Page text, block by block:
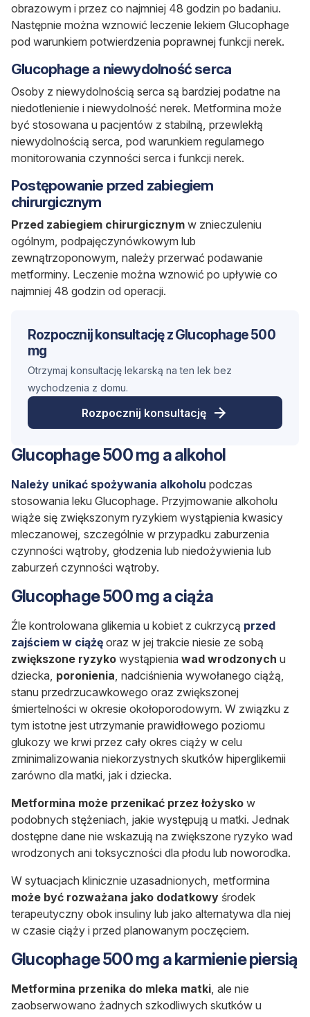
obrazowym i przez co najmniej 48 godzin po badaniu.
Następnie można wznowić leczenie lekiem Glucophage
pod warunkiem potwierdzenia poprawnej funkcji nerek.
Glucophage a niewydolność serca
Osoby z niewydolnością serca są bardziej podatne na
niedotlenienie i niewydolność nerek. Metformina może
być stosowana u pacjentów z stabilną, przewlekłą
niewydolnością serca, pod warunkiem regularnego
monitorowania czynności serca i funkcji nerek.
Postępowanie przed zabiegiem
chirurgicznym
Przed zabiegiem chirurgicznym w znieczuleniu
ogólnym, podpajęczynówkowym lub
zewnątrzoponowym, należy przerwać podawanie
metforminy. Leczenie można wznowić po upływie co
najmniej 48 godzin od operacji.
Rozpocznij konsultację z Glucophage 500
mg
Otrzymaj konsultację lekarską na ten lek bez
wychodzenia z domu.
Rozpocznij konsultację
Glucophage 500 mg a alkohol
Należy unikać spożywania alkoholu podczas
stosowania leku Glucophage. Przyjmowanie alkoholu
wiąże się zwiększonym ryzykiem wystąpienia kwasicy
mleczanowej, szczególnie w przypadku zaburzenia
czynności wątroby, głodzenia lub niedożywienia lub
zaburzeń czynności wątroby.
Glucophage 500 mg a ciąża
Źle kontrolowana glikemia u kobiet z cukrzycą przed
zajściem w ciążę oraz w jej trakcie niesie ze sobą
zwiększone ryzyko wystąpienia wad wrodzonych u
dziecka, poronienia, nadciśnienia wywołanego ciążą,
stanu przedrzucawkowego oraz zwiększonej
śmiertelności w okresie okołoporodowym. W związku z
tym istotne jest utrzymanie prawidłowego poziomu
glukozy we krwi przez cały okres ciąży w celu
zminimalizowania niekorzystnych skutków hiperglikemii
zarówno dla matki, jak i dziecka.
Metformina może przenikać przez łożysko w
podobnych stężeniach, jakie występują u matki. Jednak
dostępne dane nie wskazują na zwiększone ryzyko wad
wrodzonych ani toksyczności dla płodu lub noworodka.
W sytuacjach klinicznie uzasadnionych, metformina
może być rozważana jako dodatkowy środek
terapeutyczny obok insuliny lub jako alternatywa dla niej
w czasie ciąży i przed planowanym poczęciem.
Glucophage 500 mg a karmienie piersią
Metformina przenika do mleka matki, ale nie
zaobserwowano żadnych szkodliwych skutków u